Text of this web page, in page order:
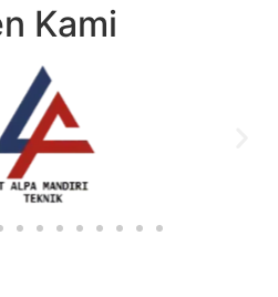
Kami